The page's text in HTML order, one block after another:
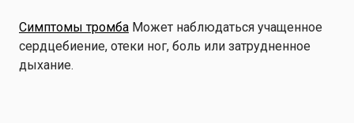
Симптомы тромба Может наблюдаться учащенное
сердцебиение, отеки ног, боль или затрудненное
дыхание.